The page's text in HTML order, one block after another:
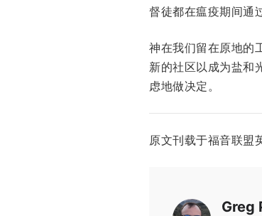
督徒都在瘟疫期间通
神在我们留在原地的
新的社区以成为盐和
虑地做决定。
原文刊载于福音联盟
Greg